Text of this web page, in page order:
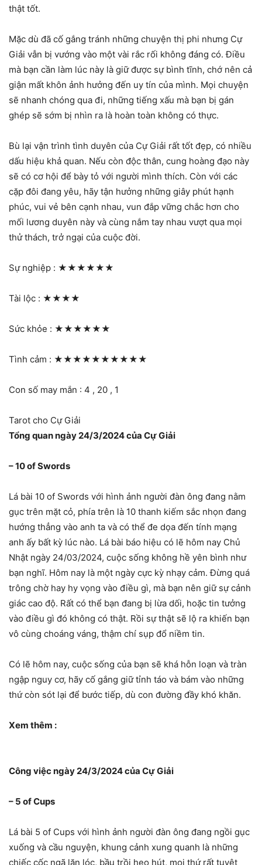
thật tốt.
Mặc dù đã cố gắng tránh những chuyện thị phi nhưng Cự
Giải vẫn bị vướng vào một vài rắc rối không đáng có. Điều
mà bạn cần làm lúc này là giữ được sự bình tĩnh, chớ nên cả
giận mất khôn ảnh hưởng đến uy tín của mình. Mọi chuyện
sẽ nhanh chóng qua đi, những tiếng xấu mà bạn bị gán
ghép sẽ sớm bị nhìn ra là hoàn toàn không có thực.
Bù lại vận trình tình duyên của Cự Giải rất tốt đẹp, có nhiều
dấu hiệu khả quan. Nếu còn độc thân, cung hoàng đạo này
sẽ có cơ hội để bày tỏ với người mình thích. Còn với các
cặp đôi đang yêu, hãy tận hưởng những giây phút hạnh
phúc, vui vẻ bên cạnh nhau, vun đắp vững chắc hơn cho
mối lương duyên này và cùng nắm tay nhau vượt qua mọi
thử thách, trở ngại của cuộc đời.
Sự nghiệp : ★★★★★★
Tài lộc : ★★★★
Sức khỏe : ★★★★★★
Tình cảm : ★★★★★★★★★★
Con số may mắn : 4 , 20 , 1
Tarot cho Cự Giải
Tổng quan ngày 24/3/2024 của Cự Giải
– 10 of Swords
Lá bài 10 of Swords với hình ảnh người đàn ông đang nằm
gục trên mặt cỏ, phía trên là 10 thanh kiếm sắc nhọn đang
hướng thẳng vào anh ta và có thể đe dọa đến tính mạng
anh ấy bất kỳ lúc nào. Lá bài báo hiệu có lẽ hôm nay Chủ
Nhật ngày 24/03/2024, cuộc sống không hề yên bình như
bạn nghĩ. Hôm nay là một ngày cực kỳ nhạy cảm. Đừng quá
trông chờ hay hy vọng vào điều gì, mà bạn nên giữ sự cảnh
giác cao độ. Rất có thể bạn đang bị lừa dối, hoặc tin tưởng
vào điều gì đó không có thật. Rồi sự thật sẽ lộ ra khiến bạn
vô cùng choáng váng, thậm chí sụp đổ niềm tin.
Có lẽ hôm nay, cuộc sống của bạn sẽ khá hỗn loạn và tràn
ngập nguy cơ, hãy cố gắng giữ tỉnh táo và bám vào những
thứ còn sót lại để bước tiếp, dù con đường đầy khó khăn.
Xem thêm :
Công việc ngày 24/3/2024 của Cự Giải
– 5 of Cups
Lá bài 5 of Cups với hình ảnh người đàn ông đang ngồi gục
xuống và cầu nguyện, khung cảnh xung quanh là những
chiếc cốc ngã lăn lóc, bầu trồi heo hút, mọi thứ rất tuyệt